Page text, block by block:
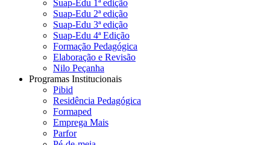
Suap-Edu 1ª edição
Suap-Edu 2ª edição
Suap-Edu 3ª edição
Suap-Edu 4ª Edição
Formação Pedagógica
Elaboração e Revisão
Nilo Peçanha
Programas Institucionais
Pibid
Residência Pedagógica
Formaped
Emprega Mais
Parfor